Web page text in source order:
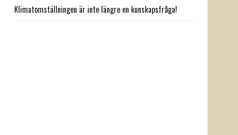
Klimatomställningen är inte längre en kunskapsfråga!